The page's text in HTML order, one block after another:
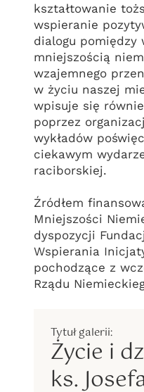
kształtowanie
wspieranie
dialogu pomiędzy
mniejszością
wzajemnego
w życiu naszej
wpisuje się
poprzez
wykładów
ciekawym
raciborskiej.
Źródłem
Mniejszości
dyspozycji
Wspierania
pochodzące z
Rządu
Życie i
ks.